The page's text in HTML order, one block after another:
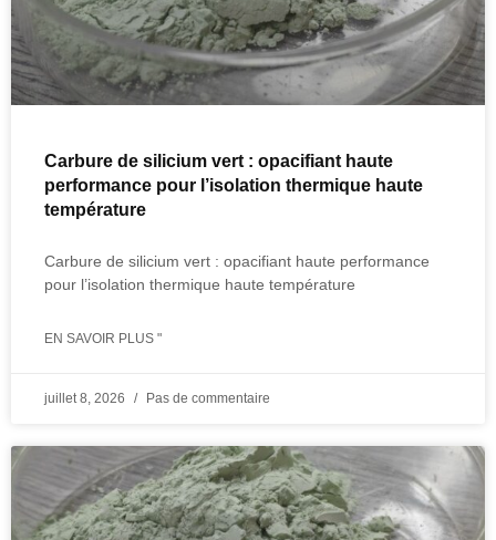
Carbure de silicium vert : opacifiant haute
performance pour l’isolation thermique haute
température
Carbure de silicium vert : opacifiant haute performance
pour l’isolation thermique haute température
EN SAVOIR PLUS "
juillet 8, 2026 Pas de commentaire